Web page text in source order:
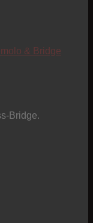
& Bridge
Bridge.